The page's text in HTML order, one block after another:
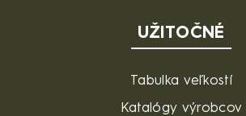
UŽITOČNÉ
Tabulka veľkostí
Katalógy výrobcov